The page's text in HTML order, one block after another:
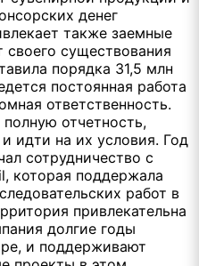
денег
также заемные
своего существования
порядка 31,5 млн
постоянная работа
ответственность.
отчетность,
идти на их условия. Год
сотрудничество с
, которая поддержала
работ в
привлекательна
долгие годы
и поддерживают